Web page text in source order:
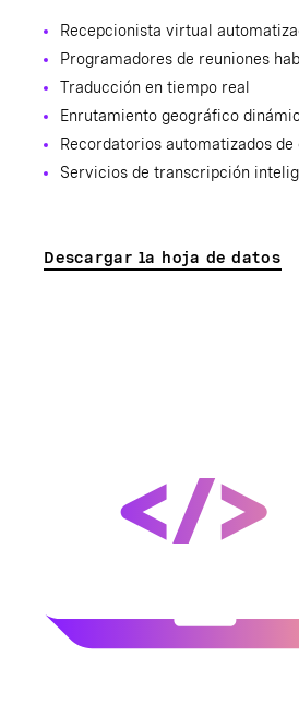
Recepcionista virtual
Programadores de reuniones
Traducción en tiempo real
Enrutamiento geográfico
Recordatorios automatizados de
Servicios de transcripción
Descargar la hoja de datos